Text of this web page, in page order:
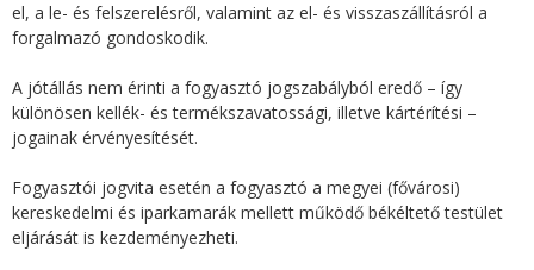
el, a le- és felszerelésről, valamint az el- és visszaszállításról a
forgalmazó gondoskodik.
A jótállás nem érinti a fogyasztó jogszabályból eredő – így
különösen kellék- és termékszavatossági, illetve kártérítési –
jogainak érvényesítését.
Fogyasztói jogvita esetén a fogyasztó a megyei (fővárosi)
kereskedelmi és iparkamarák mellett működő békéltető testület
eljárását is kezdeményezheti.